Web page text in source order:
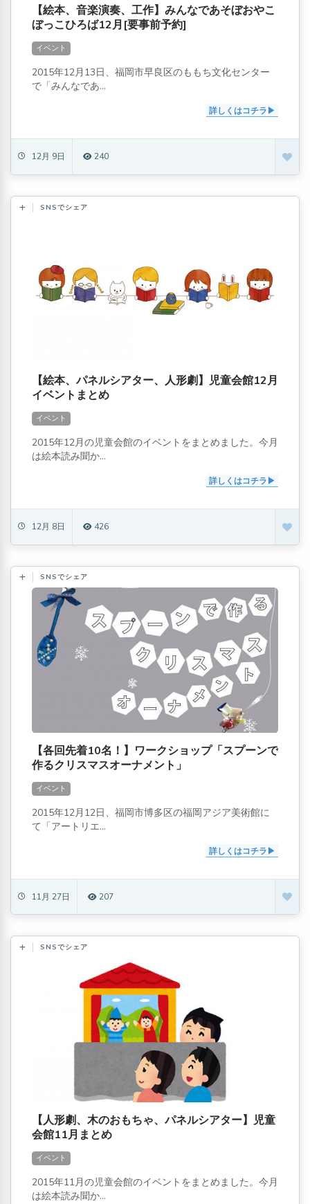
【絵本、音楽演奏、工作】みんなであそぼおやこ
ぼっこひろば12月[要事前予約]
イベント
2015年12月13日、福岡市早良区のももち文化センター
で「みんなであ...
詳しくはコチラ
12月 9日 240
SNSでシェア
【絵本、パネルシアター、人形劇】児童会館12月
イベントまとめ
イベント
2015年12月の児童会館のイベントをまとめました。今月
は絵本読み聞か...
詳しくはコチラ
12月 8日 426
SNSでシェア
【各回先着10名！】ワークショップ「スプーンで
作るクリスマスオーナメント」
イベント
2015年12月12日、福岡市博多区の福岡アジア美術館に
て「アートリエ...
詳しくはコチラ
11月 27日 207
SNSでシェア
【人形劇、木のおもちゃ、パネルシアター】児童
会館11月まとめ
イベント
2015年11月の児童会館のイベントをまとめました。今月
は絵本読み聞か...